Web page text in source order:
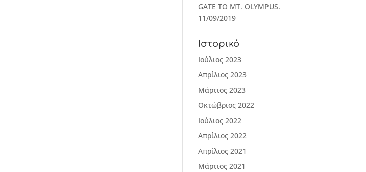
GATE TO MT. OLYMPUS.
11/09/2019
Ιστορικό
Ιούλιος 2023
Απρίλιος 2023
Μάρτιος 2023
Οκτώβριος 2022
Ιούλιος 2022
Απρίλιος 2022
Απρίλιος 2021
Μάρτιος 2021